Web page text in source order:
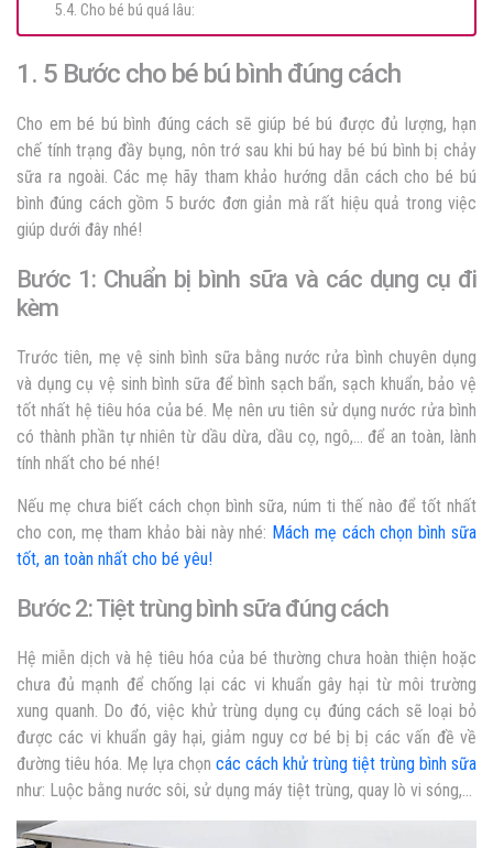
5.4. Cho bé bú quá lâu:
1. 5 Bước cho bé bú bình đúng cách
Cho em bé bú bình đúng cách sẽ giúp bé bú được đủ lượng, hạn
chế tính trạng đầy bụng, nôn trớ sau khi bú hay bé bú bình bị chảy
sữa ra ngoài. Các mẹ hãy tham khảo hướng dẫn cách cho bé bú
bình đúng cách gồm 5 bước đơn giản mà rất hiệu quả trong việc
giúp dưới đây nhé!
Bước 1: Chuẩn bị bình sữa và các dụng cụ đi
kèm
Trước tiên, mẹ vệ sinh bình sữa bằng nước rửa bình chuyên dụng
và dụng cụ vệ sinh bình sữa để bình sạch bẩn, sạch khuẩn, bảo vệ
tốt nhất hệ tiêu hóa của bé. Mẹ nên ưu tiên sử dụng nước rửa bình
có thành phần tự nhiên từ dầu dừa, dầu cọ, ngô,… để an toàn, lành
tính nhất cho bé nhé!
Nếu mẹ chưa biết cách chọn bình sữa, núm ti thế nào để tốt nhất
cho con, mẹ tham khảo bài này nhé: Mách mẹ cách chọn bình sữa
tốt, an toàn nhất cho bé yêu!
Bước 2: Tiệt trùng bình sữa đúng cách
Hệ miễn dịch và hệ tiêu hóa của bé thường chưa hoàn thiện hoặc
chưa đủ mạnh để chống lại các vi khuẩn gây hại từ môi trường
xung quanh. Do đó, việc khử trùng dụng cụ đúng cách sẽ loại bỏ
được các vi khuẩn gây hại, giảm nguy cơ bé bị bị các vấn đề về
đường tiêu hóa. Mẹ lựa chọn các cách khử trùng tiệt trùng bình sữa
như: Luộc bằng nước sôi, sử dụng máy tiệt trùng, quay lò vi sóng,…